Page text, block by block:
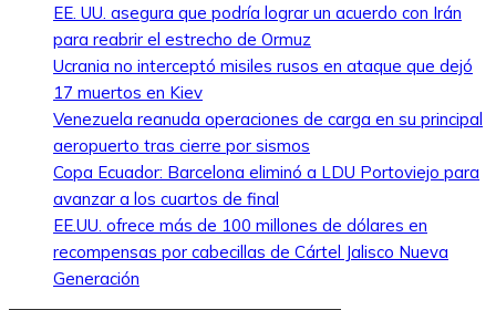
EE. UU. asegura que podría lograr un acuerdo con Irán
para reabrir el estrecho de Ormuz
Ucrania no interceptó misiles rusos en ataque que dejó
17 muertos en Kiev
Venezuela reanuda operaciones de carga en su principal
aeropuerto tras cierre por sismos
Copa Ecuador: Barcelona eliminó a LDU Portoviejo para
avanzar a los cuartos de final
EE.UU. ofrece más de 100 millones de dólares en
recompensas por cabecillas de Cártel Jalisco Nueva
Generación